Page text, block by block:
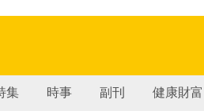
集 時事 副刊 健康財富